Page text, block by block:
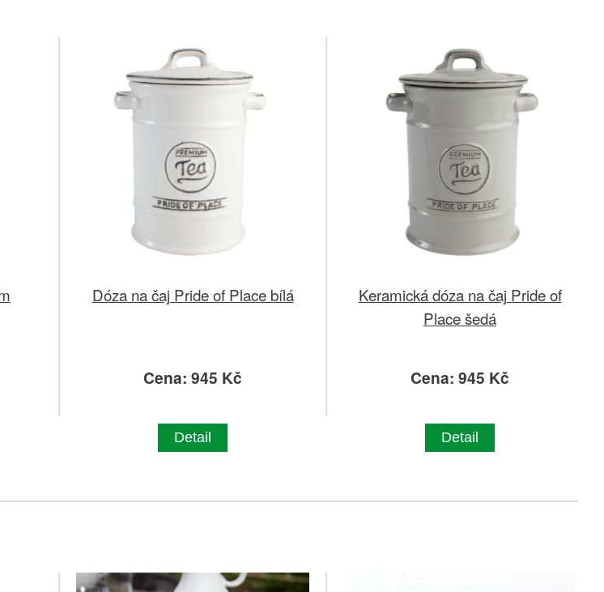
Dóza na čaj Pride of Place bílá
Cena: 945 Kč
Detail
Keramická dóza na čaj Pride of
Place šedá
Cena: 945 Kč
Detail